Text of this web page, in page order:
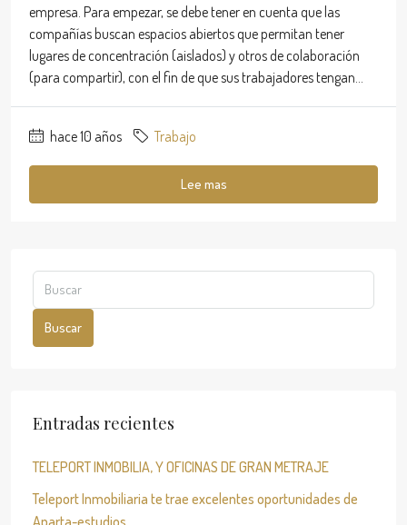
empresa. Para empezar, se debe tener en cuenta que las
compañías buscan espacios abiertos que permitan tener
lugares de concentración (aislados) y otros de colaboración
(para compartir), con el fin de que sus trabajadores tengan...
hace 10 años Trabajo
Lee mas
Buscar
Entradas recientes
TELEPORT INMOBILIA, Y OFICINAS DE GRAN METRAJE
Teleport Inmobiliaria te trae excelentes oportunidades de
Aparta-estudios.